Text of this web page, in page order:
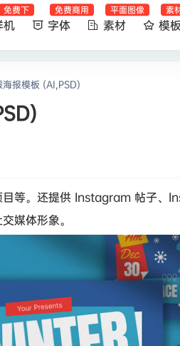
机
免费下
字体
免费商用
素材
平面图像
模板
素
报模板 (AI,PSD)
目等。还提供 Instagram 帖子
媒体形象。